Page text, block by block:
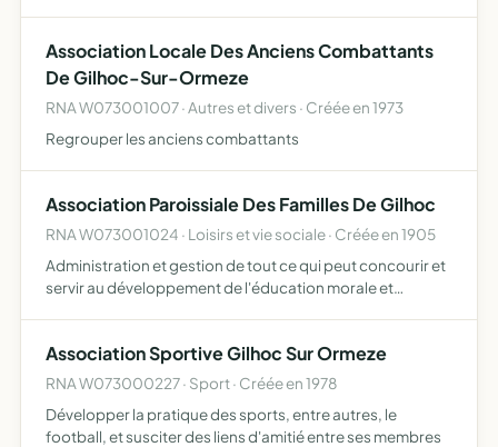
Association Locale Des Anciens Combattants
De Gilhoc-Sur-Ormeze
RNA W073001007 · Autres et divers · Créée en 1973
Regrouper les anciens combattants
Association Paroissiale Des Familles De Gilhoc
RNA W073001024 · Loisirs et vie sociale · Créée en 1905
Administration et gestion de tout ce qui peut concourir et
servir au développement de l'éducation morale et
Association Sportive Gilhoc Sur Ormeze
RNA W073000227 · Sport · Créée en 1978
Développer la pratique des sports, entre autres, le
football, et susciter des liens d'amitié entre ses membres